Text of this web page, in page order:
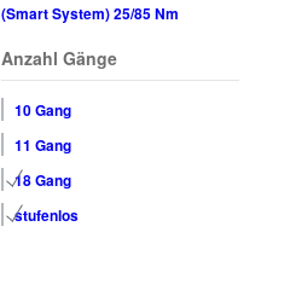
(Smart System) 25/85 Nm
Anzahl Gänge
10 Gang
11 Gang
18 Gang
stufenlos